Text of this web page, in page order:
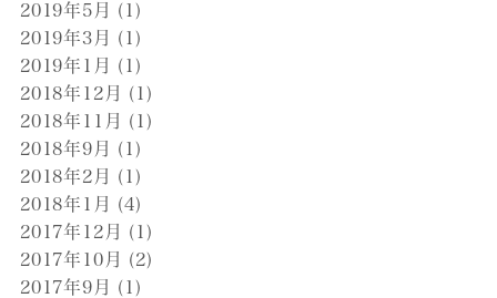
2019年5月 (1)
2019年3月 (1)
2019年1月 (1)
2018年12月 (1)
2018年11月 (1)
2018年9月 (1)
2018年2月 (1)
2018年1月 (4)
2017年12月 (1)
2017年10月 (2)
2017年9月 (1)